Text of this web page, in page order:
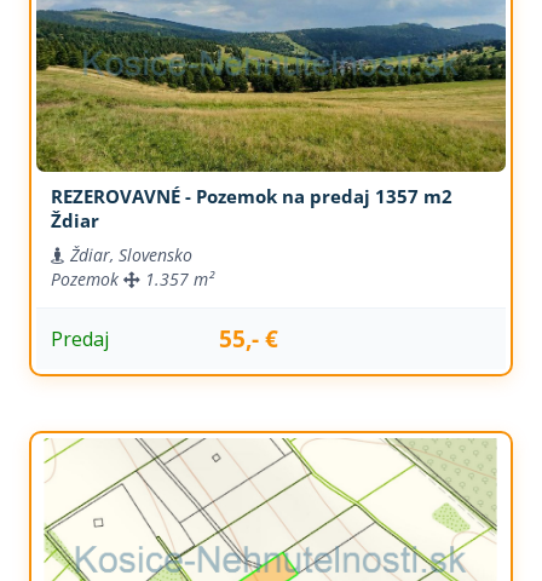
REZEROVAVNÉ - Pozemok na predaj 1357 m2
Ždiar
Ždiar, Slovensko
Pozemok
1.357 m²
Predaj 55,- €